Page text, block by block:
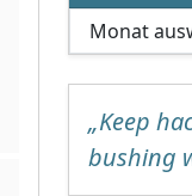
„Keep
bushing